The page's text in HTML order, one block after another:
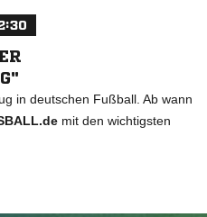
in deutschen Fußball. Ab wann
mit den wichtigsten